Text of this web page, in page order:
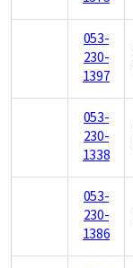
053-
230-
1397
053-
230-
1338
053-
230-
1386